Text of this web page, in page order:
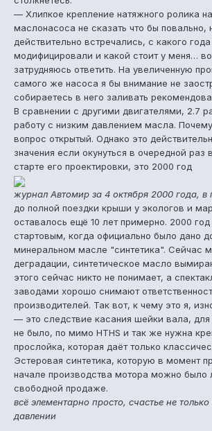
— Хлипкое крепление натяжного ролика
маслонасоса не сказать что бы повально,
действительно встречались, с какого года
модифицировали и какой стоит у меня…
затрудняюсь ответить. На увеличенную
самого же насоса я бы внимание не
собираетесь в него заливать
В сравнении с другими двигателями, 2.7
работу с низким давлением масла.
вопрос открытый. Однако это
значения если окунуться в очередной раз
старте его проектировки, это 2000 год
журнал Автомир за 4 октября 2000 года, в
до полной поездки крыши у экологов и
оставалось ещё 10 лет примерно. 2000
стартовым, когда официально было дано
минеральном масле "синтетика". Сейчас
деградации, синтетическое масло
этого сейчас никто не понимает, а
заводами хорошо снимают
производителей. Так вот, к чему это я,
— это следствие касания шейки вала, для
не было, по мимо HTHS и так же нужна
прослойка, которая даёт только
Эстеровая синтетика, которую в момент
начале производства мотора можно было
свободной продаже.
всё элементарно просто, счастье не
давлении